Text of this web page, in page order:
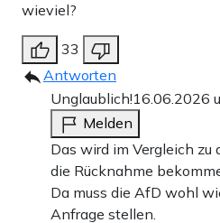
wieviel?
33
Antworten
Unglaublich!16.06.2026
Melden
Das wird im Vergleich
die Rücknahme
Da muss die AfD wohl
Anfrage stellen.